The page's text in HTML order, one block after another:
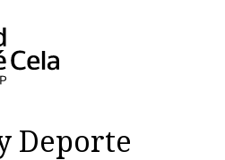
Deporte